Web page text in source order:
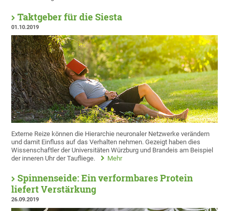
Taktgeber für die Siesta
01.10.2019
Externe Reize können die Hierarchie neuronaler Netzwerke verändern
und damit Einfluss auf das Verhalten nehmen. Gezeigt haben dies
Wissenschaftler der Universitäten Würzburg und Brandeis am Beispiel
der inneren Uhr der Taufliege.
Mehr
Spinnenseide: Ein verformbares Protein
liefert Verstärkung
26.09.2019